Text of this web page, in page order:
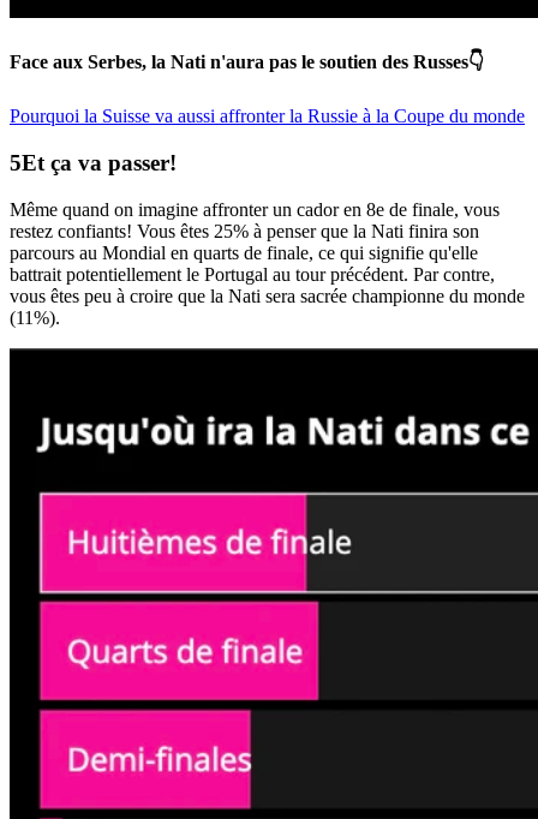
Face aux Serbes, la Nati n'aura pas le soutien des Russes👇
Pourquoi la Suisse va aussi affronter la Russie à la Coupe du monde
Et ça va passer!
Même quand on imagine affronter un cador en 8e de finale, vous
restez confiants! Vous êtes 25% à penser que la Nati finira son
parcours au Mondial en quarts de finale, ce qui signifie qu'elle
battrait potentiellement le Portugal au tour précédent. Par contre,
vous êtes peu à croire que la Nati sera sacrée championne du monde
(11%).